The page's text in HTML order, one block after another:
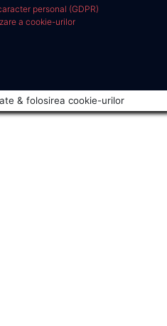
personal (GDPR)
a cookie-urilor
& folosirea cookie-urilor